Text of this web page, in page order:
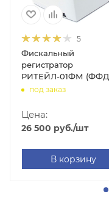
5
Фискальный
регистратор
РИТЕЙЛ-01ФМ (ФФД
RS/USB, белый, без
под заказ
Цена:
26 500 руб./шт
В корзину